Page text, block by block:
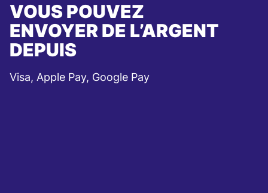
VOUS POUVEZ
ENVOYER DE L’ARGENT
DEPUIS
Visa, Apple Pay, Google Pay